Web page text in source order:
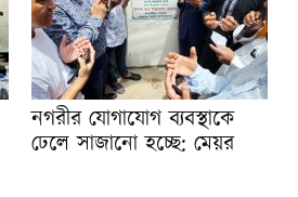
নগরীর যোগাযোগ ব্যবস্থাকে
ঢেলে সাজানো হচ্ছে: মেয়র